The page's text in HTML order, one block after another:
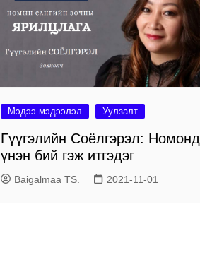
Мэдээ мэдээлэл Уулзалт
Гүүгэлийн Соёлгэрэл: Номонд
үнэн бий гэж итгэдэг
Baigalmaa TS. 2021-11-01